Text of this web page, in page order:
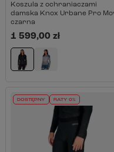
Koszula z ochraniaczami
damska Knox Urbane Pro
czarna
1 599,00 zł
DOSTĘPNY RATY 0%